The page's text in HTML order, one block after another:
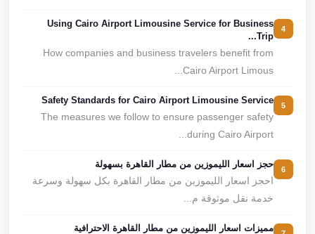
Using Cairo Airport Limousine Service for Business
Trip...
How companies and business travelers benefit from
Cairo Airport Limous...
Safety Standards for Cairo Airport Limousine Service
The measures we follow to ensure passenger safety
during Cairo Airport...
حجز اسعار الليموزين من مطار القاهرة بسهولة
احجز اسعار الليموزين من مطار القاهرة بكل سهولة وسرعة
خدمة نقل موثوقة م...
مميزات اسعار الليموزين من مطار القاهرة الاحترافية